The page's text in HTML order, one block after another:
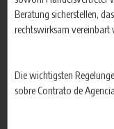
Beratung sicherstellen,
rechtswirksam vereinbart
Die wichtigsten
sobre Contrato de